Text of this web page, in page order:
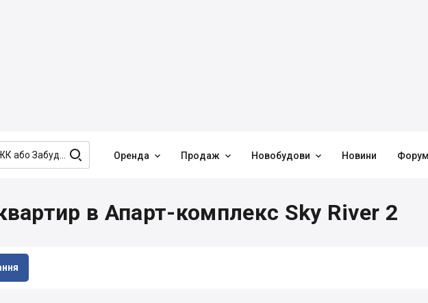
 Оренда  Продаж  Новобудови  Новини
в Апарт-комплекс Sky River 2